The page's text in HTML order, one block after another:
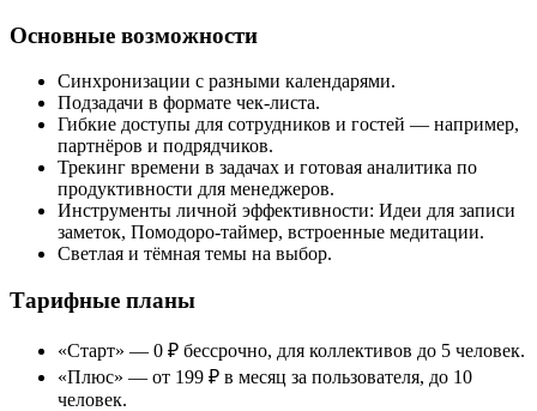
Основные возможности
Синхронизации с разными календарями.
Подзадачи в формате чек-листа.
Гибкие доступы для сотрудников и гостей — например,
партнёров и подрядчиков.
Трекинг времени в задачах и готовая аналитика по
продуктивности для менеджеров.
Инструменты личной эффективности: Идеи для записи
заметок, Помодоро-таймер, встроенные медитации.
Светлая и тёмная темы на выбор.
Тарифные планы
«Старт» — 0 ₽ бессрочно, для коллективов до 5 человек.
«Плюс» — от 199 ₽ в месяц за пользователя, до 10
человек.